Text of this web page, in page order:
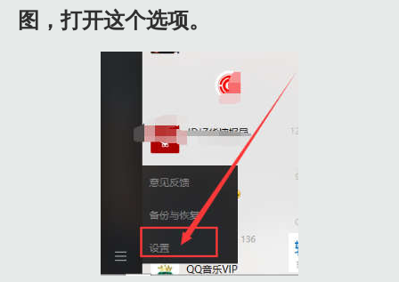
图，打开这个选项。